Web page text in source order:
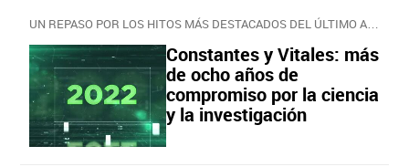
Constantes y Vitales: más
de ocho años de
compromiso por la ciencia
y la investigación